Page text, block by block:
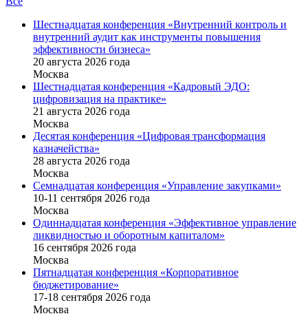
Шестнадцатая конференция «Внутренний контроль и
внутренний аудит как инструменты повышения
эффективности бизнеса»
20 августа 2026 года
Москва
Шестнадцатая конференция «Кадровый ЭДО:
цифровизация на практике»
21 августа 2026 года
Москва
Десятая конференция «Цифровая трансформация
казначейства»
28 августа 2026 года
Москва
Семнадцатая конференция «Управление закупками»
10-11 сентября 2026 года
Москва
Одиннадцатая конференция «Эффективное управление
ликвидностью и оборотным капиталом»
16 cентября 2026 года
Москва
Пятнадцатая конференция «Корпоративное
бюджетирование»
17-18 сентября 2026 года
Москва